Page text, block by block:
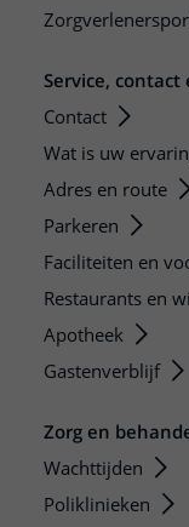
Service,
Contact
Wat is uw
Adres en route
Parkeren
Faciliteiten en
Restaurants en
Apotheek
Gastenverblijf
Zorg en
Wachttijden
Poliklinieken